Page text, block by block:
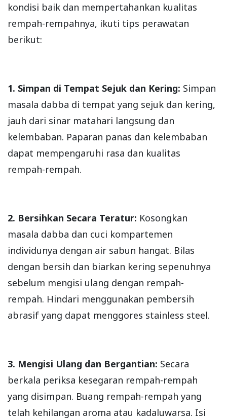
kondisi baik dan mempertahankan kualitas
rempah-rempahnya, ikuti tips perawatan
berikut:
1. Simpan di Tempat Sejuk dan Kering: Simpan
masala dabba di tempat yang sejuk dan kering,
jauh dari sinar matahari langsung dan
kelembaban. Paparan panas dan kelembaban
dapat mempengaruhi rasa dan kualitas
rempah-rempah.
2. Bersihkan Secara Teratur: Kosongkan
masala dabba dan cuci kompartemen
individunya dengan air sabun hangat. Bilas
dengan bersih dan biarkan kering sepenuhnya
sebelum mengisi ulang dengan rempah-
rempah. Hindari menggunakan pembersih
abrasif yang dapat menggores stainless steel.
3. Mengisi Ulang dan Bergantian: Secara
berkala periksa kesegaran rempah-rempah
yang disimpan. Buang rempah-rempah yang
telah kehilangan aroma atau kadaluwarsa. Isi